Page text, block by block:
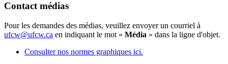
Contact médias
Pour les demandes des médias, veuillez envoyer un courriel à
ufcw@ufcw.ca en indiquant le mot « Média » dans la ligne d'objet.
Consulter nos normes graphiques ici.